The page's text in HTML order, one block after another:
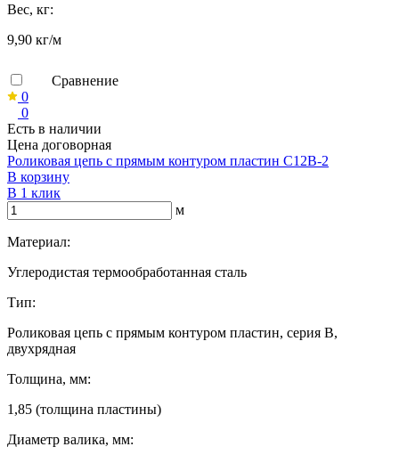
Вес, кг:
9,90 кг/м
Сравнение
0
0
Есть в наличии
Цена договорная
Роликовая цепь с прямым контуром пластин C12B-2
В корзину
В 1 клик
м
Материал:
Углеродистая термообработанная сталь
Тип:
Роликовая цепь с прямым контуром пластин, серия B,
двухрядная
Толщина, мм:
1,85 (толщина пластины)
Диаметр валика, мм: